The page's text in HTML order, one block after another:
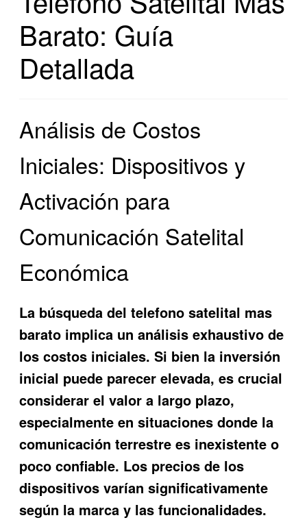
Barato: Guía
Detallada
Análisis de Costos
Iniciales: Dispositivos y
Activación para
Comunicación Satelital
Económica
La búsqueda deltelefono satelital mas
barato implica un análisis exhaustivo de
los costos iniciales. Si bien la inversión
inicial puede parecer elevada, es crucial
considerar el valor a largo plazo,
especialmente en situaciones donde la
comunicación terrestre es inexistente o
poco confiable. Los precios de los
dispositivos varían significativamente
según la marca y las funcionalidades.